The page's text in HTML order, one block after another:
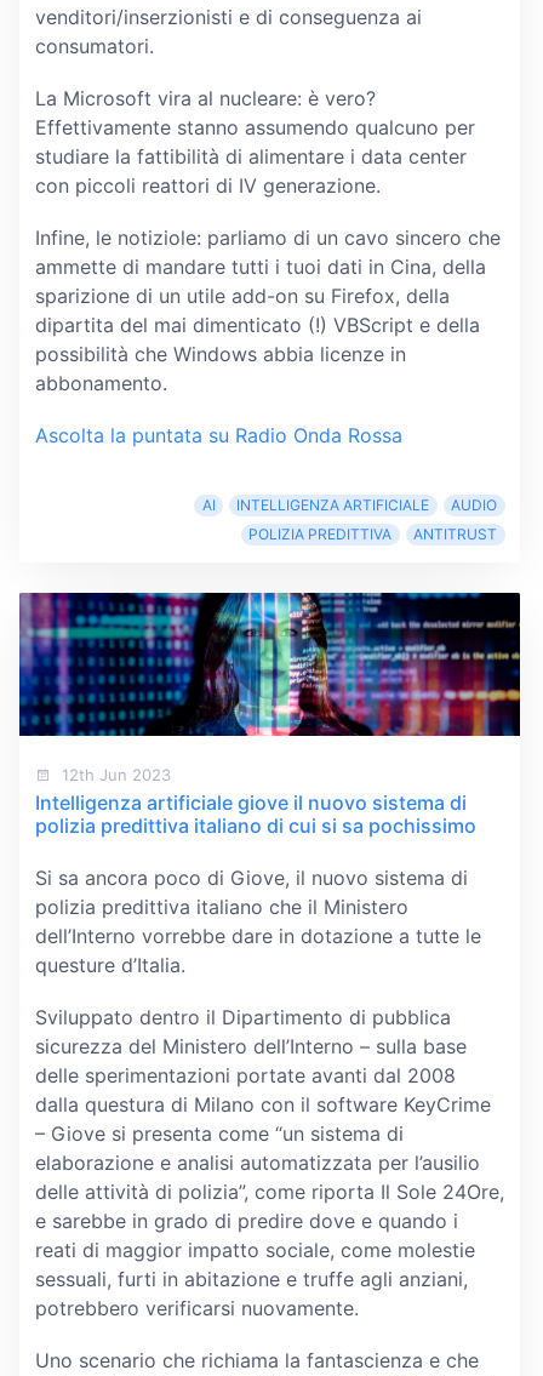
venditori/inserzionisti e di conseguenza ai
consumatori.
La Microsoft vira al nucleare: è vero?
Effettivamente stanno assumendo qualcuno per
studiare la fattibilità di alimentare i data center
con piccoli reattori di IV generazione.
Infine, le notiziole: parliamo di un cavo sincero che
ammette di mandare tutti i tuoi dati in Cina, della
sparizione di un utile add-on su Firefox, della
dipartita del mai dimenticato (!) VBScript e della
possibilità che Windows abbia licenze in
abbonamento.
Ascolta la puntata su Radio Onda Rossa
AI INTELLIGENZA ARTIFICIALE
AUDIO
POLIZIA PREDITTIVA
ANTITRUST
12th Jun 2023
Intelligenza artificiale giove il nuovo sistema di
polizia predittiva italiano di cui si sa pochissimo
Si sa ancora poco di Giove, il nuovo sistema di
polizia predittiva italiano che il Ministero
dell’Interno vorrebbe dare in dotazione a tutte le
questure d’Italia.
Sviluppato dentro il Dipartimento di pubblica
sicurezza del Ministero dell’Interno – sulla base
delle sperimentazioni portate avanti dal 2008
dalla questura di Milano con il software KeyCrime
– Giove si presenta come “un sistema di
elaborazione e analisi automatizzata per l’ausilio
delle attività di polizia”, come riporta Il Sole 24Ore,
e sarebbe in grado di predire dove e quando i
reati di maggior impatto sociale, come molestie
sessuali, furti in abitazione e truffe agli anziani,
potrebbero verificarsi nuovamente.
Uno scenario che richiama la fantascienza e che